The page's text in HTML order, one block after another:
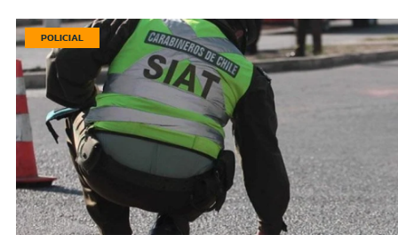
POLICIAL